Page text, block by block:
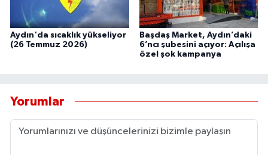
Aydın'da sıcaklık yükseliyor
(26 Temmuz 2026)
Başdaş Market, Aydın’daki
6’ncı şubesini açıyor: Açılışa
özel şok kampanya
Yorumlar